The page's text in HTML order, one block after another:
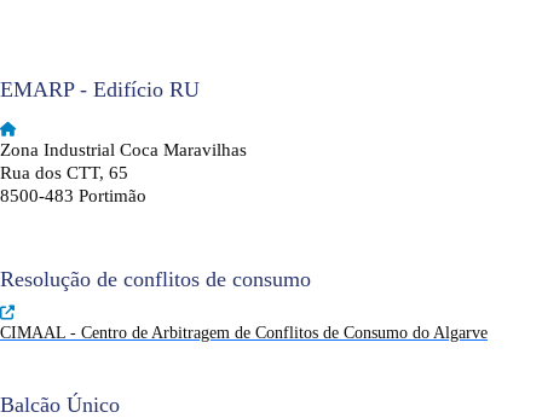
EMARP - Edifício RU
Zona Industrial Coca Maravilhas
Rua dos CTT, 65
8500-483 Portimão
Resolução de conflitos de consumo
CIMAAL - Centro de Arbitragem de Conflitos de Consumo do Algarve
Balcão Único